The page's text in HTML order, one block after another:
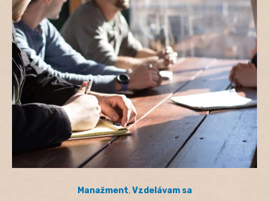
Manažment,Vzdelávam sa